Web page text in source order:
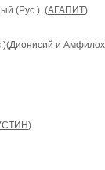
(Рус.). (АГАПИТ)
и
)